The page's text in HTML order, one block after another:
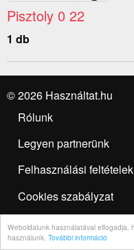
Weboldalunk használatával elfogadja,
használunk. További információ
Pisztoly 0 22
1 db
© 2026 Használtat.hu
Rólunk
Legyen partnerünk
Felhasználási feltételek
Cookies szabályzat
Használt trend